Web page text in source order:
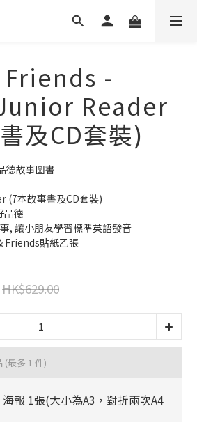
-
Reader
及CD套裝)
德故事圖書
(7本故事書及CD套裝)
品德
, 讓小朋友學習標準英語發音
Friends貼紙乙張
HK$629.00
(最多 1 件)
報 1張(大小為A3，對折兩次A4